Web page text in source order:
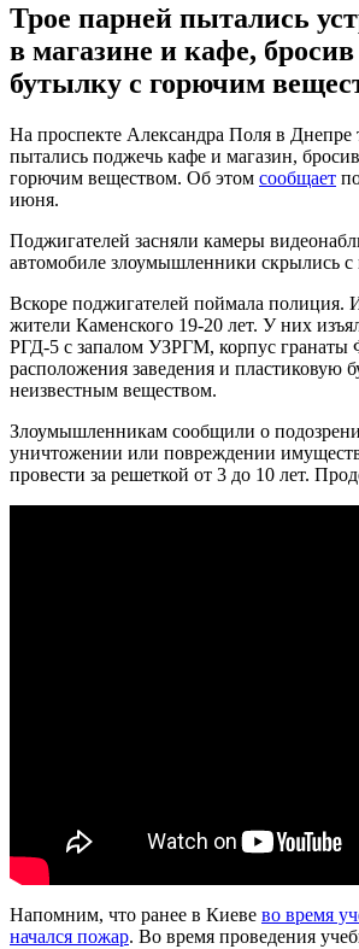
Трое парней пытались
в магазине и кафе,
бутылку с горючим
На проспекте Александра Поля в Днепре
пытались поджечь кафе и магазин,
горючим веществом. Об этом сообщает
июня.
Поджигателей засняли камеры
автомобиле злоумышленники скрылись с
Вскоре поджигателей поймала полиция.
жители Каменского 19-20 лет. У них
РГД-5 с запалом УЗРГМ, корпус гранаты
расположения заведения и пластиковую
неизвестным веществом.
Злоумышленникам сообщили о
уничтожении или повреждении
провести за решеткой от 3 до 10 лет.
Напомним, что ранее в Киеве во время
начался пожар. Во время проведения